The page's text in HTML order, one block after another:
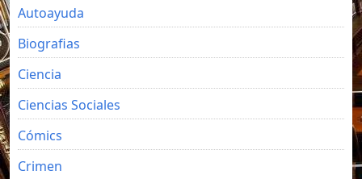
Autoayuda
Biografias
Ciencia
Ciencias Sociales
Cómics
Crimen